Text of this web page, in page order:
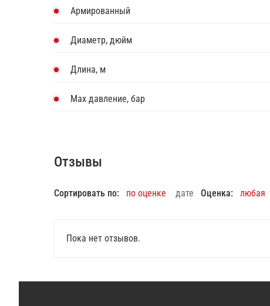
Армированный
Диаметр, дюйм
Длина, м
Max давление, бар
Отзывы
Сортировать по: по оценке дате Оценка: любая
Пока нет отзывов.